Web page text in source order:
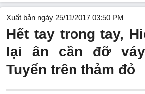
Xuất bản ngày 25/11/2017 03:50 PM
Hết tay trong tay,
lại ân cần đỡ
Tuyến trên thảm đỏ